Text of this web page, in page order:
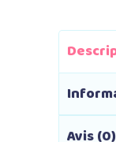
Avis (0)